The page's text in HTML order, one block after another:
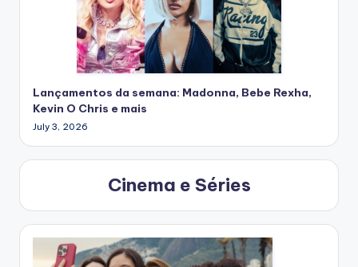
Lançamentos da semana: Madonna, Bebe Rexha,
Kevin O Chris e mais
July 3, 2026
Cinema e Séries